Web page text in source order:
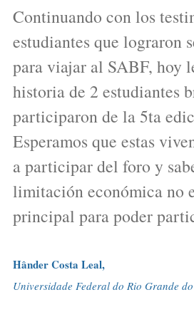
Continuando con los
estudiantes que lograron
para viajar al SABF, hoy
historia de 2 estudiantes
participaron de la 5ta
Esperamos que estas
a participar del foro y
limitación económica no
principal para poder
Hânder Costa Leal,
Universidade Federal do Rio Grande